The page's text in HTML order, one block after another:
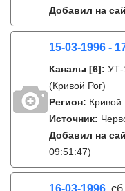
Добавил на
15-03-1996 -
Каналы [6]: УТ-
(Кривой Рог)
Регион: Кривой
Источник:
Добавил на
09:51:47)
16-03-1996, сб